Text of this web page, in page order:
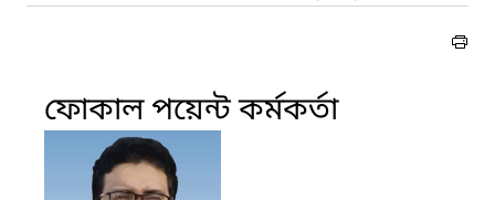
ফোকাল পয়েন্ট কর্মকর্তা